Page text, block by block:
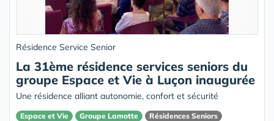
Résidence Service Senior
La 31ème résidence services seniors du
groupe Espace et Vie à Luçon inaugurée
Une résidence alliant autonomie, confort et sécurité
Espace et Vie Groupe Lamotte
Résidences Seniors